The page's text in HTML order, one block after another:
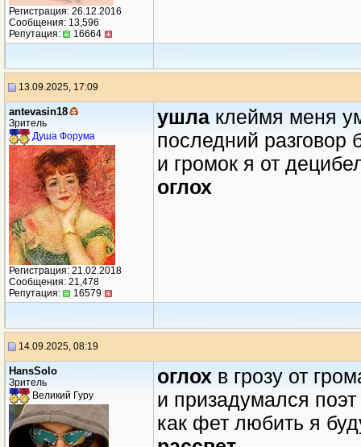
Регистрация: 26.12.2016
Сообщения: 13,596
Репутация:
16664
13.09.2025, 17:09
antevasin18
Зритель
Душа Форума
Регистрация: 21.02.2018
Сообщения: 21,478
Репутация:
16579
ушла клеймя меня
последний разговор
и громок я от
оглох
14.09.2025, 08:19
HansSolo
Зритель
Великий Гуру
оглох в грозу от
и призадумался поэт
как фет любить я